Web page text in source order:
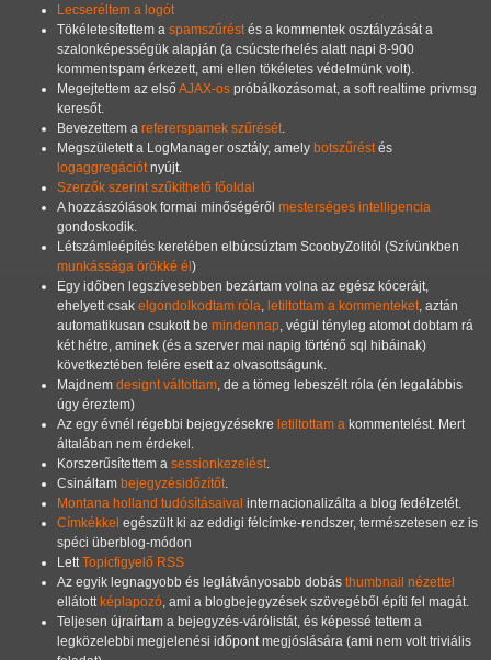
Lecseréltem a logót
Tökéletesítettem a spamszűréstés a kommentek osztályzását a
szalonképességük alapján (a csúcsterhelés alatt napi 8-900
kommentspam érkezett, ami ellen tökéletes védelmünk volt).
Megejtettem az első AJAX-os próbálkozásomat, a soft realtime privmsg
keresőt.
Bevezettem a refererspamek szűrését.
Megszületett a LogManager osztály, amely botszűréstés
logaggregációtnyújt.
Szerzők szerint szűkíthető főoldal
A hozzászólások formai minőségéről mesterséges intelligencia
gondoskodik.
Létszámleépítés keretében elbúcsúztam ScoobyZolitól (Szívünkben
munkássága örökké él )
Egy időben legszívesebben bezártam volna az egész kócerájt,
ehelyett csak elgondolkodtam róla, letiltottam a kommenteket, aztán
automatikusan csukott be mindennap, végül tényleg atomot dobtam rá
két hétre, aminek (és a szerver mai napig történő sql hibáinak)
következtében felére esett az olvasottságunk.
Majdnem designt váltottam, de a tömeg lebeszélt róla (én legalábbis
úgy éreztem)
Az egy évnél régebbi bejegyzésekre letiltottam a kommentelést. Mert
általában nem érdekel.
Korszerűsítettem a sessionkezelést.
Csináltam bejegyzésidőzítőt.
Montana holland tudósításaival internacionalizálta a blog fedélzetét.
Címkékkel egészült ki az eddigi félcímke-rendszer, természetesen ez is
spéci überblog-módon
LettTopicfigyelő RSS
Az egyik legnagyobb és leglátványosabb dobás thumbnail nézettel
ellátott képlapozó, ami a blogbejegyzések szövegéből építi fel magát.
Teljesen újraírtam a bejegyzés-várólistát, és képessé tettem a
legközelebbi megjelenési időpont megjóslására (ami nem volt triviális